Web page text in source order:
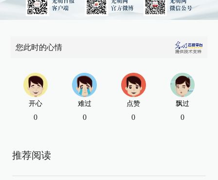
您此时的心情
开心
0
难过
0
点赞
0
飘过
0
推荐阅读